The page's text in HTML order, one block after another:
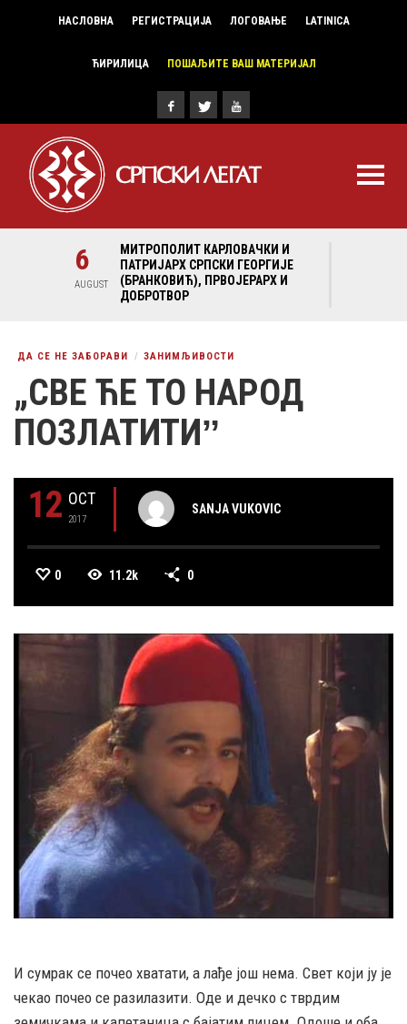
НАСЛОВНА РЕГИСТРАЦИЈА ЛОГОВАЊЕ LATINICA
ЋИРИЛИЦА ПОШАЉИТЕ ВАШ МАТЕРИЈАЛ
6
AUGUST
МИТРОПОЛИТ КАРЛОВАЧКИ И
ПАТРИЈАРХ СРПСКИ ГЕОРГИЈЕ
(БРАНКОВИЋ), ПРВОЈЕРАРХ И
ДОБРОТВОР
ДА СЕ НЕ ЗАБОРАВИ ЗАНИМЉИВОСТИ
„СВЕ ЋЕ ТО НАРОД
ПОЗЛАТИТИˮ
12 OCT
2017
SANJA VUKOVIC
0 11.2k 0
И сумрак се почео хватати, а лађе још нема. Свет који ју је
чекао почео се разилазити. Оде и дечко с тврдим